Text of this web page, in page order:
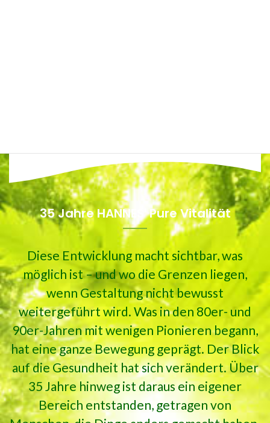
35 Jahre HANNES' Pure Vitalität
Diese Entwicklung macht sichtbar, was
möglich ist – und wo die Grenzen liegen,
wenn Gestaltung nicht bewusst
weitergeführt wird. Was in den 80er- und
90er-Jahren mit wenigen Pionieren begann,
hat eine ganze Bewegung geprägt. Der Blick
auf die Gesundheit hat sich verändert. Über
35 Jahre hinweg ist daraus ein eigener
Bereich entstanden, getragen von